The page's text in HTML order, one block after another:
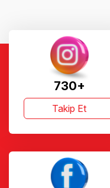
730+
Takip Et